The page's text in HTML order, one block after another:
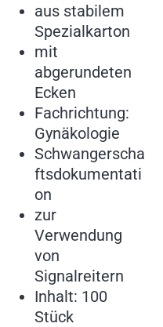
aus stabilem
Spezialkarton
mit
abgerundeten
Ecken
Fachrichtung:
Gynäkologie
Schwangerscha
ftsdokumentati
on
zur
Verwendung
von
Signalreitern
Inhalt: 100
Stück